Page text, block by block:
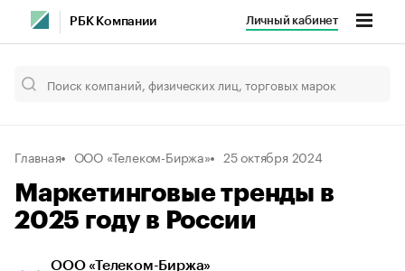
РБК Компании Личный кабинет
Главная ООО «Телеком-Биржа» 25 октября 2024
Маркетинговые тренды в
2025 году в России
ООО «Телеком-Биржа»